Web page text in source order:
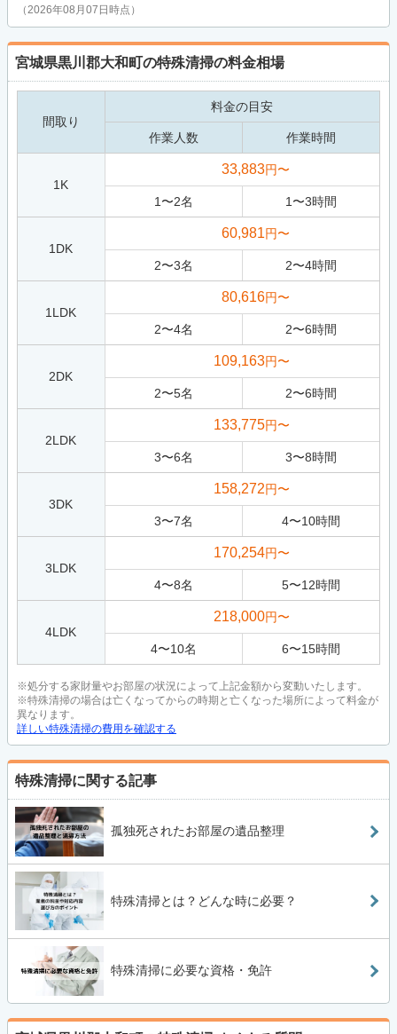
（2026年08月07日時点）
宮城県黒川郡大和町の特殊清掃の料金相場
間取り
料金の目安
作業人数 作業時間
1K
33,883円〜
1 〜2名 1 〜3時間
1DK
60,981円〜
2〜3名 2〜4時間
1LDK
80,616円〜
2〜4名 2〜6時間
2DK
109,163円〜
2〜5名 2〜6時間
2LDK
133,775円〜
3〜6名 3〜8時間
3DK
158,272円〜
3〜7名 4〜10時間
3LDK
170,254円〜
4〜8名 5〜12時間
4LDK
218,000円〜
4〜10名 6〜15時間
※処分する家財量やお部屋の状況によって上記金額から変動いたします。
※特殊清掃の場合は亡くなってからの時期と亡くなった場所によって料金が
異なります。
詳しい特殊清掃の費用を確認する
特殊清掃に関する記事
孤独死されたお部屋の遺品整理
特殊清掃とは？どんな時に必要？
特殊清掃に必要な資格・免許